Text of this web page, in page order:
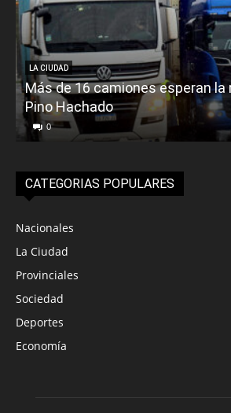
LA CIUDAD
Más de 16 camiones esperan la
Pino Hachado
0
CATEGORIAS POPULARES
Nacionales
La Ciudad
Provinciales
Sociedad
Deportes
Economía